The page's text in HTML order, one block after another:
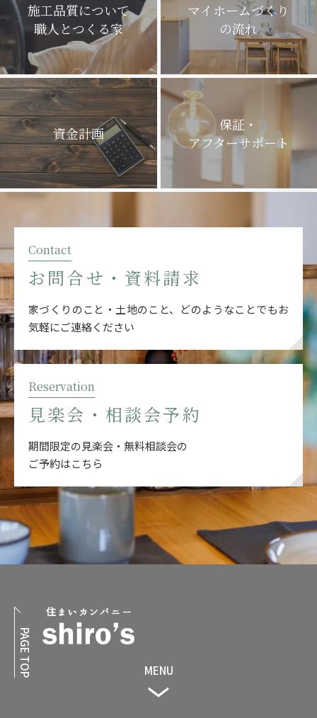
施工品質について
職人とつくる家
マイホームづくり
の流れ
資金計画
保証・
アフターサポート
Contact
お問合せ・資料請求
家づくりのこと・土地のこと、どのようなことでもお
気軽にご連絡ください
Reservation
見楽会・相談会予約
期間限定の見楽会・無料相談会の
ご予約はこちら
MENU
PAGE TOP